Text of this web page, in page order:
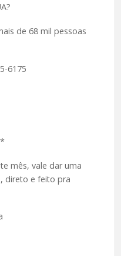
de 68 mil pessoas
6175
mês, vale dar uma
direto e feito pra